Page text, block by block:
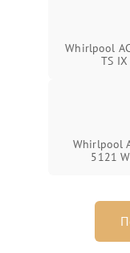
Whirlpool
TS IX
Whirlpool
5121